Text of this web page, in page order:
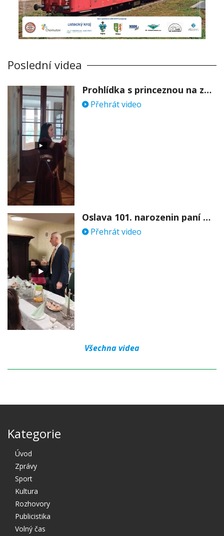
Poslední videa
Prohlídka s princeznou na zámku Stekník
Přehrát video
Oslava 101. narozenin paní Věry Skořepové
Přehrát video
Všechna videa
Kategorie
Úvod
Zprávy
Sport
Kultura
Rozhovory
Publicistika
Volný čas